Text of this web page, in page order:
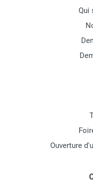
Qui
Ouverture